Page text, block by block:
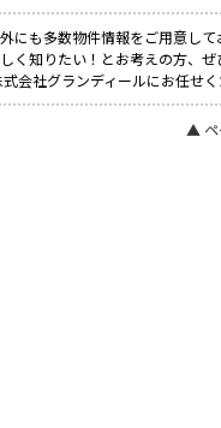
にも多数物件情報をご用意して
く知りたい！とお考えの方、ぜ
会社グランディールにお任せく
▲ ペ